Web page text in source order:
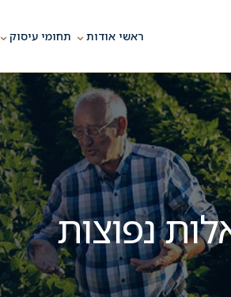
ראשי אודות⌄ תחומי עיסוק⌄
נפוצות